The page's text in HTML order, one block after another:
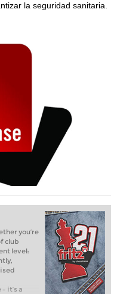
la seguridad sanitaria.
you’re
club
level:
it’s a